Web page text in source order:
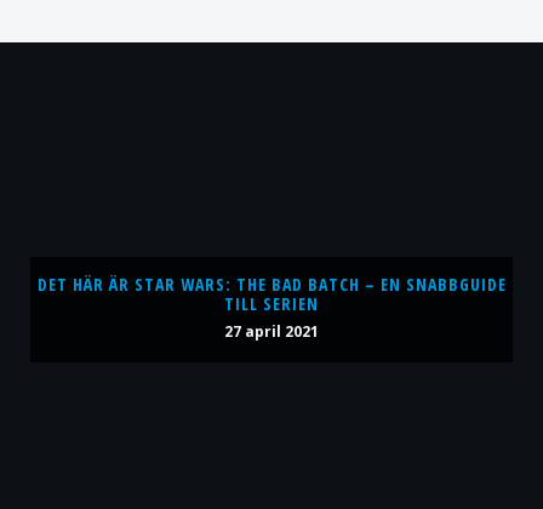
DET HÄR ÄR STAR WARS: THE BAD BATCH – EN SNABBGUIDE
TILL SERIEN
27 april 2021